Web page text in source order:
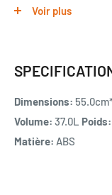
Dimensions
Nombre de roues
silencieuses
Voir plus
Dimensions:
Volume: 37.0L Poids:
Matière: ABS